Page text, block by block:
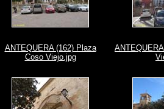
ANTEQUERA (162) Plaza
Coso Viejo.jpg